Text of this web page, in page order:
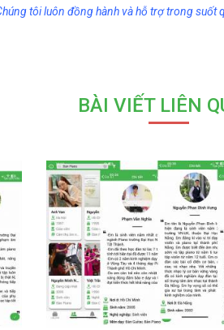
tôi luôn đồng hành và hỗ trợ trong suốt
BÀI VIẾT LIÊN